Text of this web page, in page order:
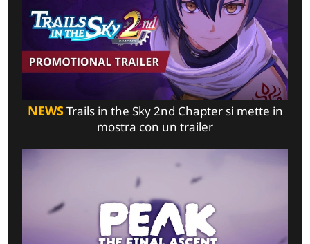
NEWSTrails in the Sky 2nd Chapter si mette in
mostra con un trailer